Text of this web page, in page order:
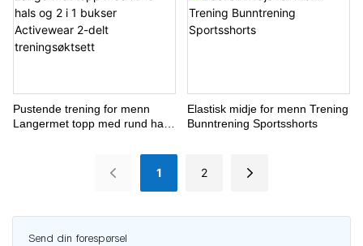
Send din forespørsel
Pustende trening for menn
Langermet topp med rund hals
Elastisk midje for menn Trening
Bunntrening Sportsshorts
1 2